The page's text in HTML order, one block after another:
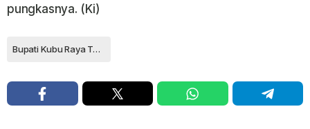
pungkasnya. (Ki)
Bupati Kubu Raya Terpilih